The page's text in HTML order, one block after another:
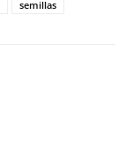
semillas